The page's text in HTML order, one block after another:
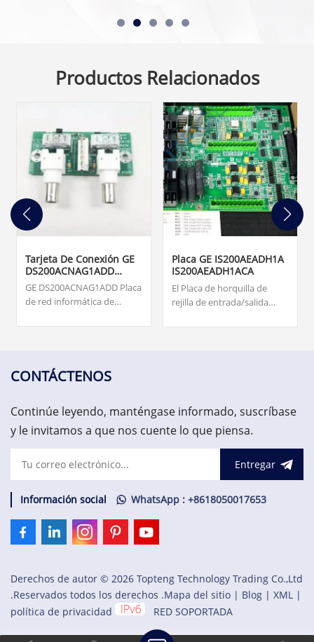
Productos Relacionados
Tarjeta De Conexión GE
DS200ACNAG1ADD
ARCNET
GE DS200ACNAG1ADD Placa
de red informática de
(ARCNET). Origen... tarjetas,
sistema de protección de
activos. US$3.000,00
Placa GE IS200AEADH1A
IS200AEADH1ACA
El Placa de horquilla de
rejilla de entrada/salida
fabricado por la empresa
turbinas eólicas.
CONTÁCTENOS
Continúe leyendo, manténgase informado, suscríbase
y le invitamos a que nos cuente lo que piensa.
Entregar
Información social WhatsApp : +8618050017653
Derechos de autor © 2026 Topteng Technology Trading Co.,Ltd
.Reservados todos los derechos .Mapa del sitio | Blog | XML |
política de privacidad
RED SOPORTADA